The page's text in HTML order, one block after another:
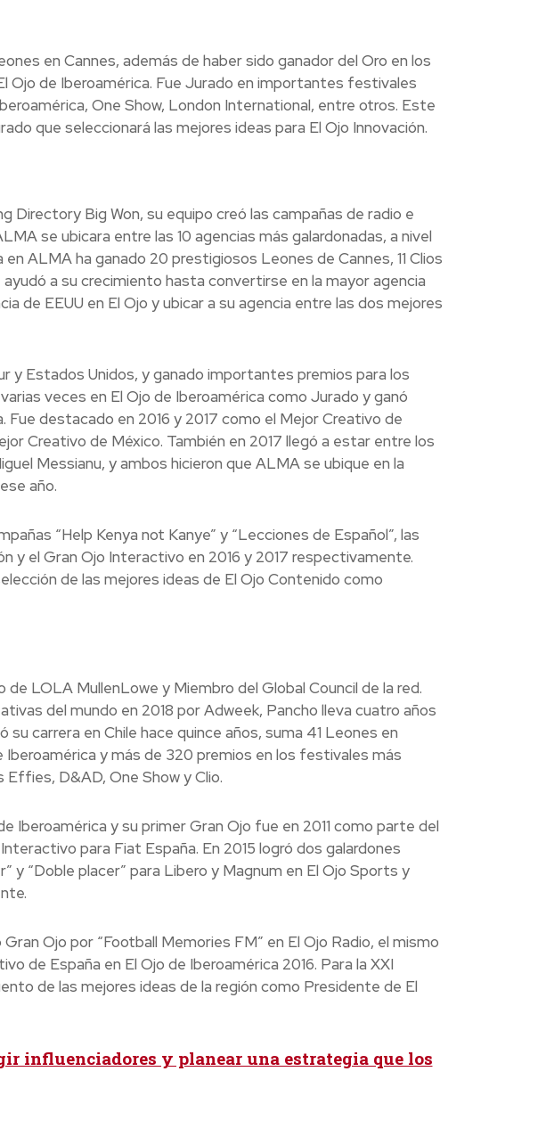
en Cannes, además de haber sido ganador del Oro en los
Ojo de Iberoamérica. Fue Jurado en importantes festivales
One Show, London International, entre otros. Este
que seleccionará las mejores ideas para El Ojo Innovación.
Directory Big Won, su equipo creó las campañas de radio e
se ubicara entre las 10 agencias más galardonadas, a nivel
ALMA ha ganado 20 prestigiosos Leones de Cannes, 11 Clios
a su crecimiento hasta convertirse en la mayor agencia
de EEUU en El Ojo y ubicar a su agencia entre las dos mejores
y Estados Unidos, y ganado importantes premios para los
veces en El Ojo de Iberoamérica como Jurado y ganó
destacado en 2016 y 2017 como el Mejor Creativo de
Creativo de México. También en 2017 llegó a estar entre los
Messianu, y ambos hicieron que ALMA se ubique en la
año.
“Help Kenya not Kanye” y “Lecciones de Español”, las
y el Gran Ojo Interactivo en 2016 y 2017 respectivamente.
de las mejores ideas de El Ojo Contenido como
LOLA MullenLowe y Miembro del Global Council de la red.
del mundo en 2018 por Adweek, Pancho lleva cuatro años
carrera en Chile hace quince años, suma 41 Leones en
Iberoamérica y más de 320 premios en los festivales más
D&AD, One Show y Clio.
Iberoamérica y su primer Gran Ojo fue en 2011 como parte del
para Fiat España. En 2015 logró dos galardones
y “Doble placer” para Libero y Magnum en El Ojo Sports y
Ojo por “Football Memories FM” en El Ojo Radio, el mismo
de España en El Ojo de Iberoamérica 2016. Para la XXI
de las mejores ideas de la región como Presidente de El
influenciadores y planear una estrategia que los